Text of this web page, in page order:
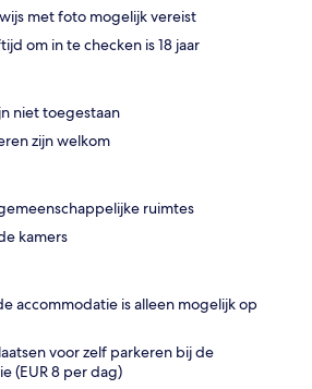
met foto mogelijk vereist
om in te checken is 18 jaar
niet toegestaan
zijn welkom
ruimtes
kamers
accommodatie is alleen mogelijk op
voor zelf parkeren bij de
(EUR 8 per dag)